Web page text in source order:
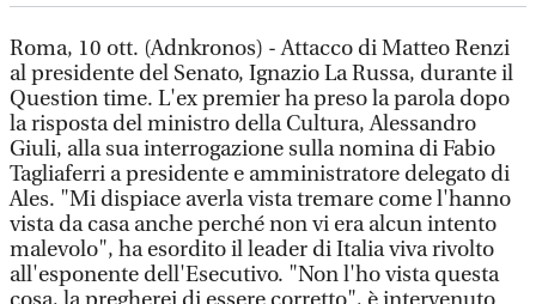
Roma, 10 ott. (Adnkronos) - Attacco di Matteo Renzi
al presidente del Senato, Ignazio La Russa, durante il
Question time. L'ex premier ha preso la parola dopo
la risposta del ministro della Cultura, Alessandro
Giuli, alla sua interrogazione sulla nomina di Fabio
Tagliaferri a presidente e amministratore delegato di
Ales. "Mi dispiace averla vista tremare come l'hanno
vista da casa anche perché non vi era alcun intento
malevolo", ha esordito il leader di Italia viva rivolto
all'esponente dell'Esecutivo. "Non l'ho vista questa